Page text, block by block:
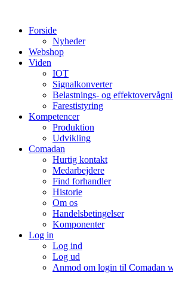
indholdForside
Nyheder
Webshop
Viden
IOT
Signalkonverter
Belastnings- og
Farestistyring
Kompetencer
Produktion
Udvikling
Comadan
Hurtig kontakt
Medarbejdere
Find forhandler
Historie
Om os
Handelsbetingelser
Komponenter
Log in
Log ind
Log ud
Anmod om login til Comadan